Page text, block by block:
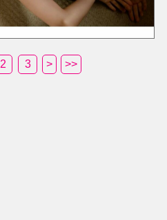
2 3 > >>